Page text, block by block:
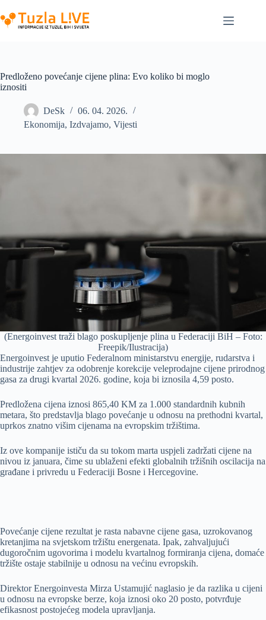
to
content
Predloženo povećanje cijene plina: Evo koliko bi moglo
iznositi
DeSk
06. 04. 2026.
Ekonomija, Izdvajamo, Vijesti
(Energoinvest traži blago poskupljenje plina u Federaciji BiH – Foto:
Freepik/Ilustracija)
Energoinvest je uputio Federalnom ministarstvu energije, rudarstva i
industrije zahtjev za odobrenje korekcije veleprodajne cijene prirodnog
gasa za drugi kvartal 2026. godine, koja bi iznosila 4,59 posto.
Predložena cijena iznosi 865,40 KM za 1.000 standardnih kubnih
metara, što predstavlja blago povećanje u odnosu na prethodni kvartal,
uprkos znatno višim cijenama na evropskim tržištima.
Iz ove kompanije ističu da su tokom marta uspjeli zadržati cijene na
nivou iz januara, čime su ublaženi efekti globalnih tržišnih oscilacija na
građane i privredu u Federaciji Bosne i Hercegovine.
Povećanje cijene rezultat je rasta nabavne cijene gasa, uzrokovanog
kretanjima na svjetskom tržištu energenata. Ipak, zahvaljujući
dugoročnim ugovorima i modelu kvartalnog formiranja cijena, domaće
tržište ostaje stabilnije u odnosu na većinu evropskih.
Direktor Energoinvesta Mirza Ustamujić naglasio je da razlika u cijeni
u odnosu na evropske berze, koja iznosi oko 20 posto, potvrđuje
efikasnost postojećeg modela upravljanja.